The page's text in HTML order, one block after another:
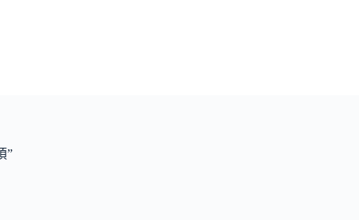
”